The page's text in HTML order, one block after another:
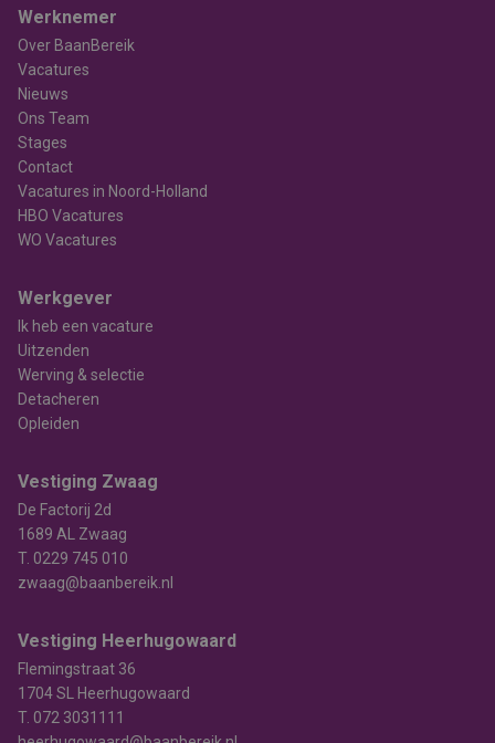
Werknemer
Over BaanBereik
Vacatures
Nieuws
Ons Team
Stages
Contact
Vacatures in Noord-Holland
HBO Vacatures
WO Vacatures
Werkgever
Ik heb een vacature
Uitzenden
Werving & selectie
Detacheren
Opleiden
Vestiging Zwaag
De Factorij 2d
1689 AL Zwaag
T. 0229 745 010
zwaag@baanbereik.nl
Vestiging Heerhugowaard
Flemingstraat 36
1704 SL Heerhugowaard
T. 072 3031111